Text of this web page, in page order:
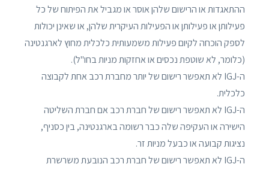
ההתאגדות או הרישום שלהן אוסר או מגביל את הפיתוח של כל
פעילותן או פעילותן או הפעילות העיקרית שלהן, או שאינן יכולות
לספק הוכחה לקיום פעילות משמעותית כלכלית מחוץ לארגנטינה
(כלומר, לא שוטפת נכסים או אחזקות מניות בחו"ל).
ה-IGJ לא תאפשר רישום של יותר מחברת רכב אחת לקבוצה
כלכלית.
ה-IGJ לא תאפשר רישום של חברת רכב אם חברת השליטה
הישירה או העקיפה שלה כבר רשומה בארגנטינה, בין כסניף,
נציגות קבועה או כבעל מניות זר.
ה-IGJ לא תאפשר רישום של חברת רכב הנובעת משרשרת